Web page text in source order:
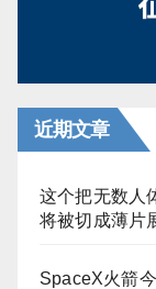
近期文章
这个把无数人
将被切成薄片
SpaceX火箭